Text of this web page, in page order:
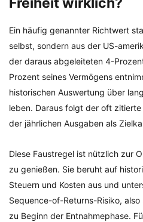
Ein häufig genannter Richtwert
selbst, sondern aus der US-
der daraus abgeleiteten 4-
Prozent seines Vermögens
historischen Auswertung über
leben. Daraus folgt der oft
der jährlichen Ausgaben als
Diese Faustregel ist nützlich zur
zu genießen. Sie beruht auf
Steuern und Kosten aus und
Sequence-of-Returns-Risiko,
zu Beginn der Entnahmephase.